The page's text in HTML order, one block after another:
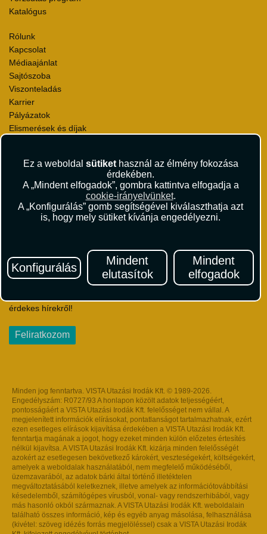
Ez a weboldal sütikethasznál az élmény fokozása
érdekében.
A „Mindent elfogadok”, gombra kattintva elfogadja a
cookie-irányelvünket.
A „Konfigurálás” gomb segítségével kiválaszthatja azt
is, hogy mely sütiket kívánja engedélyezni.
Konfigurálás
Mindent
elutasítok
Mindent
elfogadok
Katalógus
Rólunk
Kapcsolat
Médiaajánlat
Sajtószoba
Viszonteladás
Karrier
Pályázatok
Elismerések és díjak
Utazási Csomag Szerződési Feltételek
Útlemondás-biztosítás Szerződési Feltételek
Utasbiztosítás Szerződési Feltételek
Repülőjegy Szerződési Feltételek
Adatvédelem
Hírlevél
Iratkozzon fel Magyarország egyik legszínesebb utazási
érdekes hírekről!
Feliratkozom
Minden jog fenntartva. VISTA Utazási Irodák Kft. © 1989-2026.
Engedélyszám: R0727/93 A honlapon közölt adatok teljességéért,
pontosságáért a VISTA Utazási Irodák Kft. felelősséget nem vállal. A
megjelenített információk elírásokat, pontatlanságot tartalmazhatnak, ezért
ezen esetleges elírások kijavítása érdekében a VISTA Utazási Irodák Kft.
fenntartja magának a jogot, hogy ezeket minden külön előzetes értesítés
nélkül kijavítsa. A VISTA Utazási Irodák Kft. kizárja minden felelősségét
azokért az esetlegesen bekövetkező károkért, veszteségekért, költségekért,
amelyek a weboldalak használatából, nem megfelelő működéséből,
üzemzavarából, az adatok bárki által történő illetéktelen
megváltoztatásából keletkeznek, illetve amelyek az információtovábbítási
késedelemből, számítógépes vírusból, vonal- vagy rendszerhibából, vagy
más hasonló okból származnak. A VISTA Utazási Irodák Kft. weboldalain
található összes információ, kép és egyéb anyag másolása, felhasználása
(kivétel: szöveg idézés forrás megjelöléssel) csak a VISTA Utazási Irodák